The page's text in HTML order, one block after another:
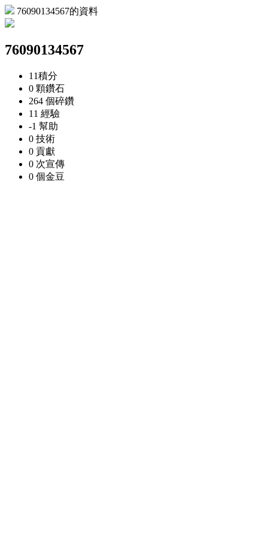
76090134567的資料
76090134567
11積分
0 顆鑽石
264 個碎鑽
11 經驗
-1 幫助
0 技術
0 貢獻
0 次宣傳
0 個金豆